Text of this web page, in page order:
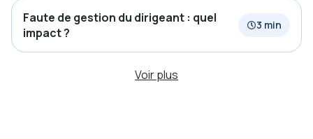
Faute de gestion du dirigeant : quel
impact ?
3 min
Voir plus